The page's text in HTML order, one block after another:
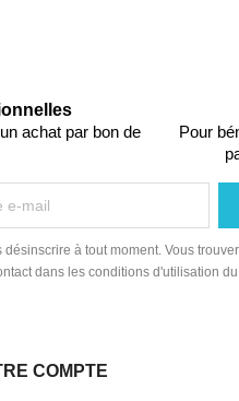
achat par bon de
Pour
désinscrire à tout moment. Vous
dans les conditions d'utilisation
COMPTE